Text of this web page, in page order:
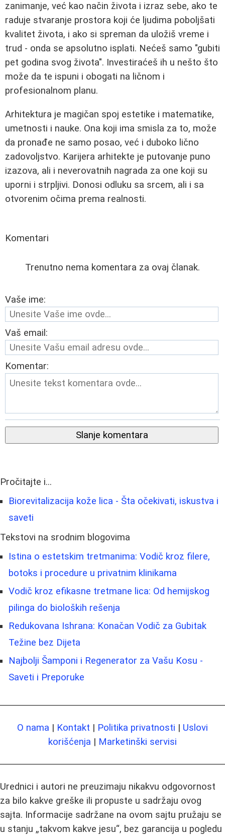
zanimanje, već kao način života i izraz sebe, ako te
raduje stvaranje prostora koji će ljudima poboljšati
kvalitet života, i ako si spreman da uložiš vreme i
trud - onda se apsolutno isplati. Nećeš samo "gubiti
pet godina svog života". Investiraćeš ih u nešto što
može da te ispuni i obogati na ličnom i
profesionalnom planu.
Arhitektura je magičan spoj estetike i matematike,
umetnosti i nauke. Ona koji ima smisla za to, može
da pronađe ne samo posao, već i duboko lično
zadovoljstvo. Karijera arhitekte je putovanje puno
izazova, ali i neverovatnih nagrada za one koji su
uporni i strpljivi. Donosi odluku sa srcem, ali i sa
otvorenim očima prema realnosti.
Komentari
Trenutno nema komentara za ovaj članak.
Vaše ime:
Vaš email:
Komentar:
Slanje komentara
Pročitajte i...
Biorevitalizacija kože lica - Šta očekivati, iskustva i
saveti
Tekstovi na srodnim blogovima
Istina o estetskim tretmanima: Vodič kroz filere,
botoks i procedure u privatnim klinikama
Vodič kroz efikasne tretmane lica: Od hemijskog
pilinga do bioloških rešenja
Redukovana Ishrana: Konačan Vodič za Gubitak
Težine bez Dijeta
Najbolji Šamponi i Regenerator za Vašu Kosu -
Saveti i Preporuke
O nama | Kontakt | Politika privatnosti | Uslovi
korišćenja | Marketinški servisi
Urednici i autori ne preuzimaju nikakvu odgovornost
za bilo kakve greške ili propuste u sadržaju ovog
sajta. Informacije sadržane na ovom sajtu pružaju se
u stanju „takvom kakve jesu“, bez garancija u pogledu